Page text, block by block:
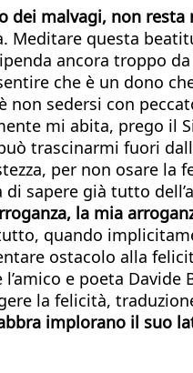
dei malvagi, non
questa
ancora troppo
che è un dono
non sedersi con
mi abita, prego il
trascinarmi fuori
per non osare
sapere già tutto
la mia
quando
ostacolo alla
e poeta
la felicità,
implorano il suo